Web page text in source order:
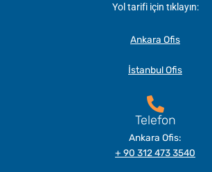
Yol tarifi için tıklayın:
Ankara Ofis
İstanbul Ofis
Telefon
Ankara Ofis:
+ 90 312 473 3540